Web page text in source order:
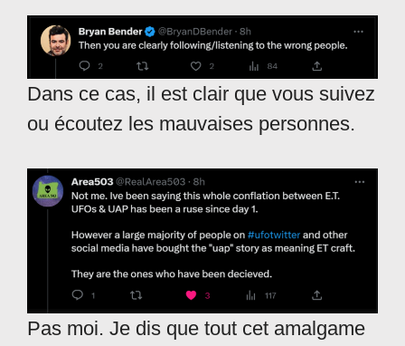
Dans ce cas, il est clair que vous suivez
ou écoutez les mauvaises personnes.
Pas moi. Je dis que tout cet amalgame